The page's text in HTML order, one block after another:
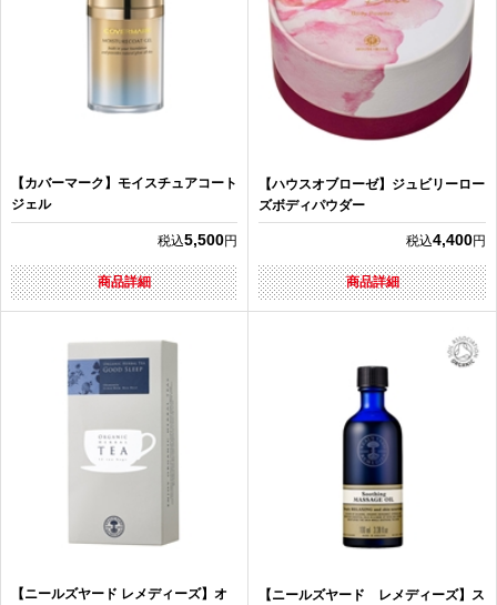
【カバーマーク】モイスチュアコート
ジェル
税込5,500円
商品詳細
【ハウスオブローゼ】ジュビリーロー
ズボディパウダー
税込4,400円
商品詳細
【ニールズヤード レメディーズ】オ
【ニールズヤード レメディーズ】ス